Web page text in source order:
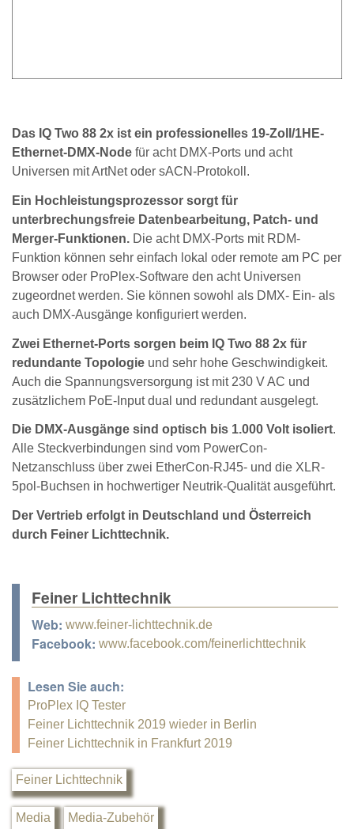
Das IQ Two 88 2x ist ein professionelles 19-Zoll/1HE-
Ethernet-DMX-Node für acht DMX-Ports und acht
Universen mit ArtNet oder sACN-Protokoll.
Ein Hochleistungsprozessor sorgt für
unterbrechungsfreie Datenbearbeitung, Patch- und
Merger-Funktionen. Die acht DMX-Ports mit RDM-
Funktion können sehr einfach lokal oder remote am PC per
Browser oder ProPlex-Software den acht Universen
zugeordnet werden. Sie können sowohl als DMX- Ein- als
auch DMX-Ausgänge konfiguriert werden.
Zwei Ethernet-Ports sorgen beim IQ Two 88 2x für
redundante Topologie und sehr hohe Geschwindigkeit.
Auch die Spannungsversorgung ist mit 230 V AC und
zusätzlichem PoE-Input dual und redundant ausgelegt.
Die DMX-Ausgänge sind optisch bis 1.000 Volt isoliert.
Alle Steckverbindungen sind vom PowerCon-
Netzanschluss über zwei EtherCon-RJ45- und die XLR-
5pol-Buchsen in hochwertiger Neutrik-Qualität ausgeführt.
Der Vertrieb erfolgt in Deutschland und Österreich
durch Feiner Lichttechnik.
Feiner Lichttechnik
Web: www.feiner-lichttechnik.de
Facebook: www.facebook.com/feinerlichttechnik
Lesen Sie auch:
ProPlex IQ Tester
Feiner Lichttechnik 2019 wieder in Berlin
Feiner Lichttechnik in Frankfurt 2019
Feiner Lichttechnik
Media Media-Zubehör